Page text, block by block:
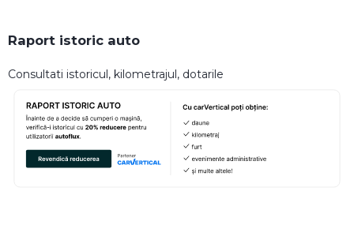
Raport istoric auto
Consultati istoricul, kilometrajul, dotarile